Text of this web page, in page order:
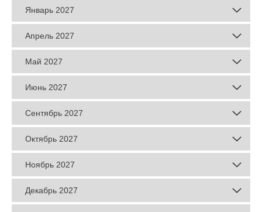
Январь 2027
Апрель 2027
Май 2027
Июнь 2027
Сентябрь 2027
Октябрь 2027
Ноябрь 2027
Декабрь 2027